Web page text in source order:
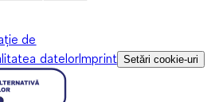
de
datelorImprint Setări cookie-uri